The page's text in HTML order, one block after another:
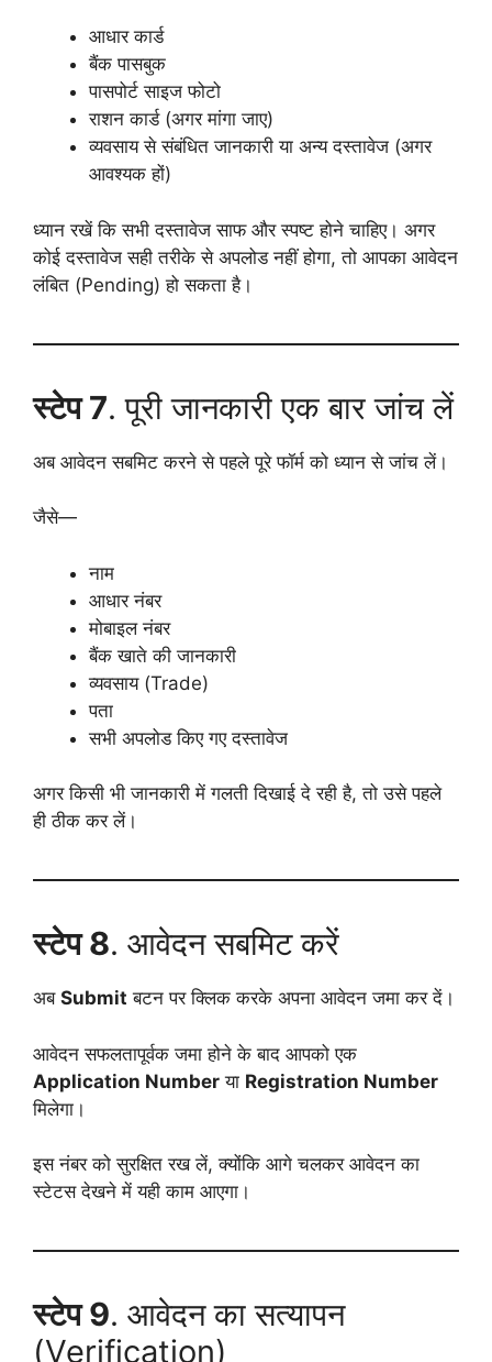
आधार कार्ड
बैंक पासबुक
पासपोर्ट साइज फोटो
राशन कार्ड (अगर मांगा जाए)
व्यवसाय से संबंधित जानकारी या अन्य दस्तावेज (अगर
आवश्यक हों)
ध्यान रखें कि सभी दस्तावेज साफ और स्पष्ट होने चाहिए। अगर
कोई दस्तावेज सही तरीके से अपलोड नहीं होगा, तो आपका आवेदन
लंबित (Pending) हो सकता है।
स्टेप 7. पूरी जानकारी एक बार जांच लें
अब आवेदन सबमिट करने से पहले पूरे फॉर्म को ध्यान से जांच लें।
जैसे—
नाम
आधार नंबर
मोबाइल नंबर
बैंक खाते की जानकारी
व्यवसाय (Trade)
पता
सभी अपलोड किए गए दस्तावेज
अगर किसी भी जानकारी में गलती दिखाई दे रही है, तो उसे पहले
ही ठीक कर लें।
स्टेप 8. आवेदन सबमिट करें
अब Submit बटन पर क्लिक करके अपना आवेदन जमा कर दें।
आवेदन सफलतापूर्वक जमा होने के बाद आपको एक
Application Number या Registration Number
मिलेगा।
इस नंबर को सुरक्षित रख लें, क्योंकि आगे चलकर आवेदन का
स्टेटस देखने में यही काम आएगा।
स्टेप 9. आवेदन का सत्यापन
(Verification)